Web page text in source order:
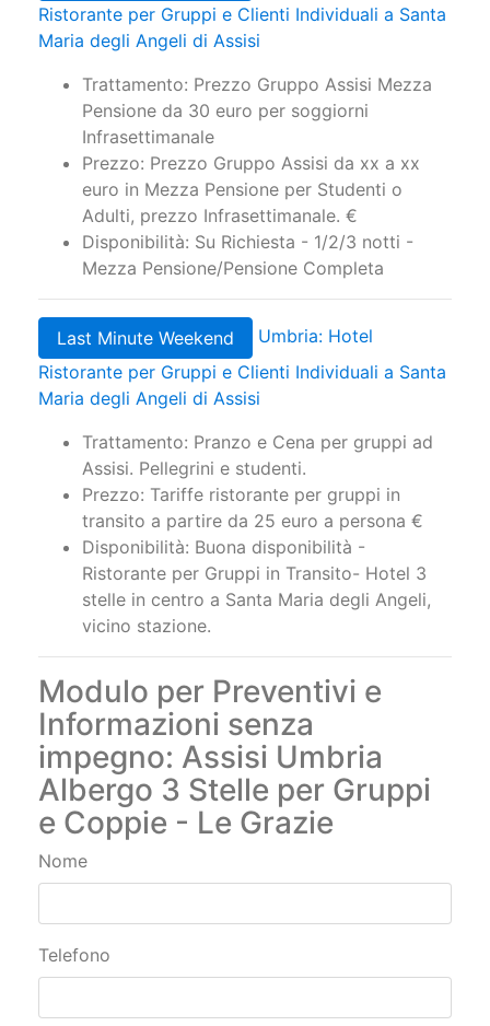
Ristorante per Gruppi e Clienti Individuali a Santa
Maria degli Angeli di Assisi
Trattamento: Prezzo Gruppo Assisi Mezza
Pensione da 30 euro per soggiorni
Infrasettimanale
Prezzo: Prezzo Gruppo Assisi da xx a xx
euro in Mezza Pensione per Studenti o
Adulti, prezzo Infrasettimanale. €
Disponibilità: Su Richiesta - 1/2/3 notti -
Mezza Pensione/Pensione Completa
Last Minute Weekend
Umbria: Hotel
Ristorante per Gruppi e Clienti Individuali a Santa
Maria degli Angeli di Assisi
Trattamento: Pranzo e Cena per gruppi ad
Assisi. Pellegrini e studenti.
Prezzo: Tariffe ristorante per gruppi in
transito a partire da 25 euro a persona €
Disponibilità: Buona disponibilità -
Ristorante per Gruppi in Transito- Hotel 3
stelle in centro a Santa Maria degli Angeli,
vicino stazione.
Modulo per Preventivi e
Informazioni senza
impegno: Assisi Umbria
Albergo 3 Stelle per Gruppi
e Coppie - Le Grazie
Nome
Telefono